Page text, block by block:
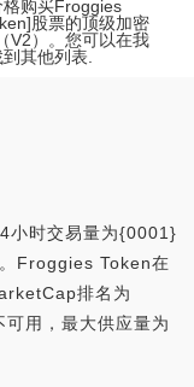
购买Froggies
股票的顶级加密
V2）。您可以在我
其他列表.
小时交易量为{0001}
Froggies Token在
排名为
用，最大供应量为